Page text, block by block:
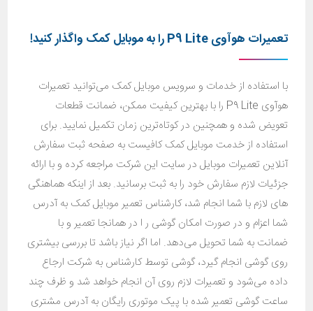
تعمیرات هوآویP9 Liteرا به موبایل کمک واگذار کنید!
با استفاده از خدمات و سرویس موبایل کمک می‌توانید تعمیرات
هوآوی P9 Lite را با بهترین کیفیت ممکن، ضمانت قطعات
تعویض شده و همچنین در کوتاه‌ترین زمان تکمیل نمایید. برای
استفاده از خدمت موبایل کمک کافیست به صفحه ثبت سفارش
آنلاین تعمیرات موبایل در سایت این شرکت مراجعه کرده و با ارائه
جزئیات لازم سفارش خود را به ثبت برسانید. بعد از اینکه هماهنگی
های لازم با شما انجام شد، کارشناس تعمیر موبایل کمک به آدرس
شما اعزام و در صورت امکان گوشی ر ا در همانجا تعمیر و با
ضمانت به شما تحویل می‌دهد. اما اگر نیاز باشد تا بررسی بیشتری
روی گوشی انجام گیرد، گوشی توسط کارشناس به شرکت ارجاع
داده می‌شود و تعمیرات لازم روی آن انجام خواهد شد و ظرف چند
ساعت گوشی تعمیر شده با پیک موتوری رایگان به آدرس مشتری